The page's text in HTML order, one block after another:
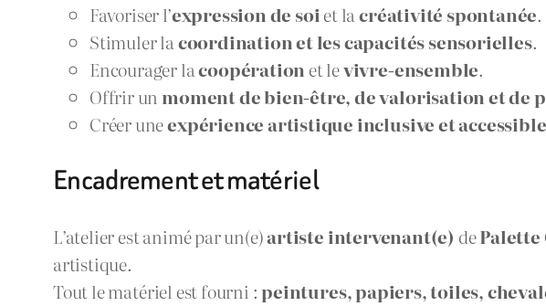
Favoriser l’expression de soiet lacréativité spontanée.
Stimuler lacoordination et les capacités sensorielles.
Encourager lacoopération et levivre-ensemble.
Offrir un moment de bien-être, de valorisation et de
Créer uneexpérience artistique inclusive et
Encadrement et matériel
L’atelier est animé par un(e)artiste intervenant(e) de
artistique.
Tout le matériel est fourni : peintures, papiers, toiles,